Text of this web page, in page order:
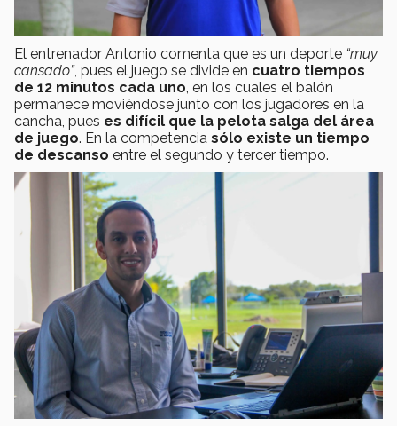
El entrenador Antonio comenta que es un deporte “muy
cansado”, pues el juego se divide en cuatro tiempos
de 12 minutos cada uno, en los cuales el balón
permanece moviéndose junto con los jugadores en la
cancha, pues es difícil que la pelota salga del área
de juego. En la competencia sólo existe un tiempo
de descanso entre el segundo y tercer tiempo.